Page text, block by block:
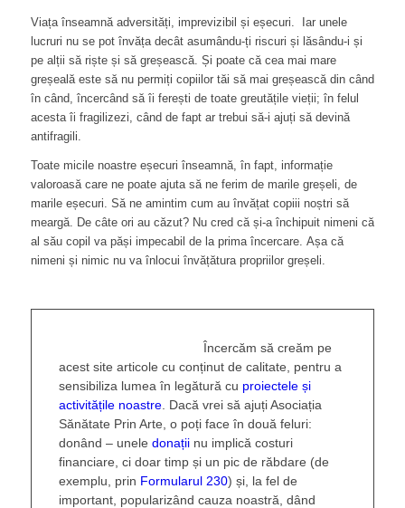
Viața înseamnă adversități, imprevizibil și eșecuri. Iar unele
lucruri nu se pot învăța decât asumându-ți riscuri și lăsându-i și
pe alții să riște și să greșească. Și poate că cea mai mare
greșeală este să nu permiți copiilor tăi să mai greșească din când
în când, încercând să îi ferești de toate greutățile vieții; în felul
acesta îi fragilizezi, când de fapt ar trebui să-i ajuți să devină
antifragili.
Toate micile noastre eșecuri înseamnă, în fapt, informație
valoroasă care ne poate ajuta să ne ferim de marile greșeli, de
marile eșecuri. Să ne amintim cum au învățat copiii noștri să
meargă. De câte ori au căzut? Nu cred că și-a închipuit nimeni că
al său copil va păși impecabil de la prima încercare. Așa că
nimeni și nimic nu va înlocui învățătura propriilor greșeli.
Încercăm să creăm pe
acest site articole cu conținut de calitate, pentru a
sensibiliza lumea în legătură cu proiectele și
activitățile noastre. Dacă vrei să ajuți Asociația
Sănătate Prin Arte, o poți face în două feluri:
donând – unele donațiinu implică costuri
financiare, ci doar timp și un pic de răbdare (de
exemplu, prin Formularul 230) și, la fel de
important, popularizând cauza noastră, dând